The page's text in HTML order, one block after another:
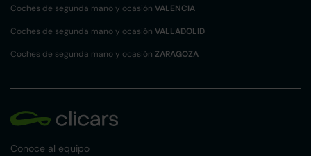
Coches de segunda mano y ocasión VALENCIA
Coches de segunda mano y ocasión VALLADOLID
Coches de segunda mano y ocasión ZARAGOZA
Conoce al equipo